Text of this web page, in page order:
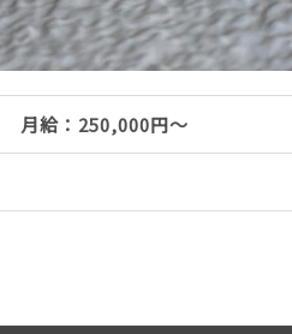
月給：250,000円～